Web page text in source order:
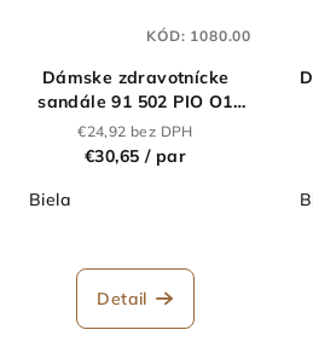
Dámske zdravotnícke
sandále 91 502 PIO O1
biele
€24,92 bez DPH
€30,65 / par
Biela
Detail
KÓD: 1080.00